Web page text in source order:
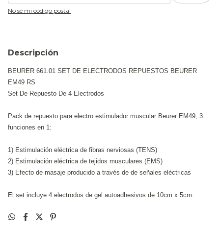
No sé mi código postal
Descripción
BEURER 661.01 SET DE ELECTRODOS REPUESTOS BEURER
EM49 RS
Set De Repuesto De 4 Electrodos
Pack de repuesto para electro estimulador muscular Beurer EM49, 3
funciones en 1:
1) Estimulación eléctrica de fibras nerviosas (TENS)
2) Estimulación eléctrica de tejidos musculares (EMS)
3) Efecto de masaje producido a través de de señales eléctricas
El set incluye 4 electrodos de gel autoadhesivos de 10cm x 5cm.